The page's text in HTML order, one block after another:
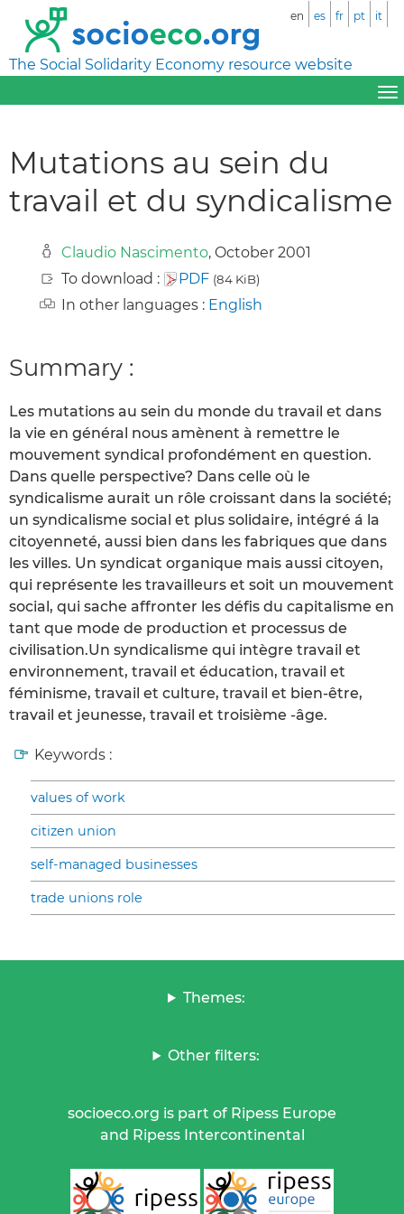
The Social Solidarity Economy resource website
en es fr pt it
Mutations au sein du
travail et du syndicalisme
Claudio Nascimento, October 2001
To download :
PDF (84 KiB)
In other languages : English
Summary :
Les mutations au sein du monde du travail et dans
la vie en général nous amènent à remettre le
mouvement syndical profondément en question.
Dans quelle perspective? Dans celle où le
syndicalisme aurait un rôle croissant dans la société;
un syndicalisme social et plus solidaire, intégré á la
citoyenneté, aussi bien dans les fabriques que dans
les villes. Un syndicat organique mais aussi citoyen,
qui représente les travailleurs et soit un mouvement
social, qui sache affronter les défis du capitalisme en
tant que mode de production et processus de
civilisation.Un syndicalisme qui intègre travail et
environnement, travail et éducation, travail et
féminisme, travail et culture, travail et bien-être,
travail et jeunesse, travail et troisième -âge.
Keywords :
values of work
citizen union
self-managed businesses
trade unions role
Themes:
Other filters:
socioeco.org is part of Ripess Europe
and Ripess Intercontinental